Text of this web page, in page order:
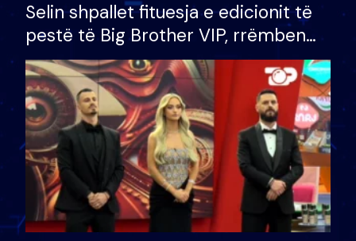
Selin shpallet fituesja e edicionit të
pestë të Big Brother VIP, rrëmben
çmimin e madh prej 100 mijë eurosh